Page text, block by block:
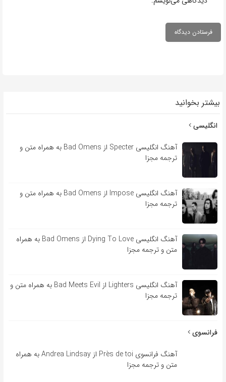
بیشتر بخوانید
انگلیسی
آهنگ انگلیسی Specter از Bad Omens به همراه متن و
ترجمه مجزا
آهنگ انگلیسی Impose از Bad Omens به همراه متن و
ترجمه مجزا
آهنگ انگلیسی Dying To Love از Bad Omens به همراه
متن و ترجمه مجزا
آهنگ انگلیسی Lighters از Bad Meets Evil به همراه متن و
ترجمه مجزا
فرانسوی
آهنگ فرانسوی Près de toi از Andrea Lindsay به همراه
متن و ترجمه مجزا